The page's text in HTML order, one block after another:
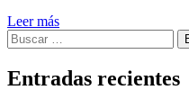
Leer más
Buscar:
Entradas recientes